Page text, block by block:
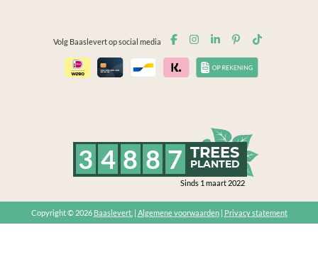
Volg Baaslevert op social media
3 4 8 8 7 TREES
PLANTED
Sinds 1 maart 2022
Copyright © 2026 Baaslevert. | Algemene voorwaarden| Privacy statement